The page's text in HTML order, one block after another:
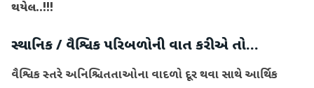
થયેલ..!!!
સ્થાનિક/ વૈશ્વિક પરિબળોની વાત કરીએ તો…
વૈશ્વિક સ્તરે અનિશ્ચિતતાઓના વાદળો દૂર થવા સાથે આર્થિક